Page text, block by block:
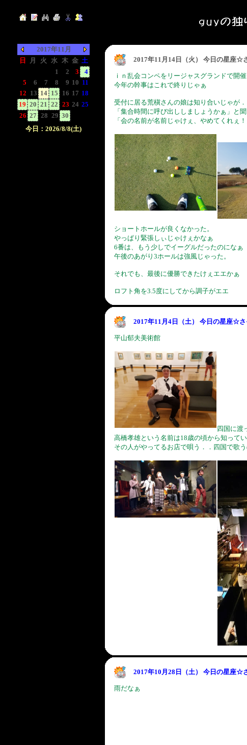
2017年11月
日
月 火 水 木 金 土
1 2 3
4
5
6 7 8 9 10 11
12 13 14 15 16 17 18
19 20 21 22 23 24 25
26 27 28 29 30
今日：2026/8/8(土)
2017年11月14日（火） 今日の星座☆
ｉｎ乱会コンペをリージャスグランドで開催
今年の幹事はこれで終りじゃぁ
受付に居る荒槇さんの娘は知り合いじゃが．
「集合時間に呼び出ししましょうかぁ」と
「会の名前が名前じゃけぇ、やめてくれぇ
ショートホールが良くなかった。
やっぱり緊張しぃじゃけぇかなぁ
6番は、もう少しでイーグルだったのになぁ
午後のあがり3ホールは強風じゃった。
それでも、最後に優勝できたけぇエエかぁ
ロフト角を3.5度にしてから調子がエエ
2017年11月4日（土） 今日の星座☆
平山郁夫美術館
四国に渡
高橋孝雄という名前は18歳の頃から知ってい
その人がやってるお店で唄う．．四国で歌う
2017年10月28日（土） 今日の星座☆
雨だなぁ